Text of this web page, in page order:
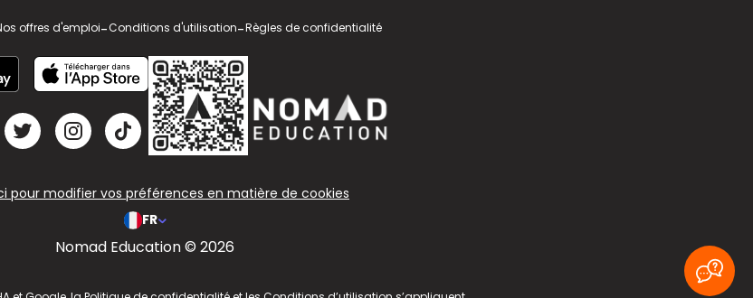
offres d'emploi-Conditions d'utilisation-Règles de confidentialité
pour modifier vos préférences en matière de cookies
FR
Nomad Education © 2026